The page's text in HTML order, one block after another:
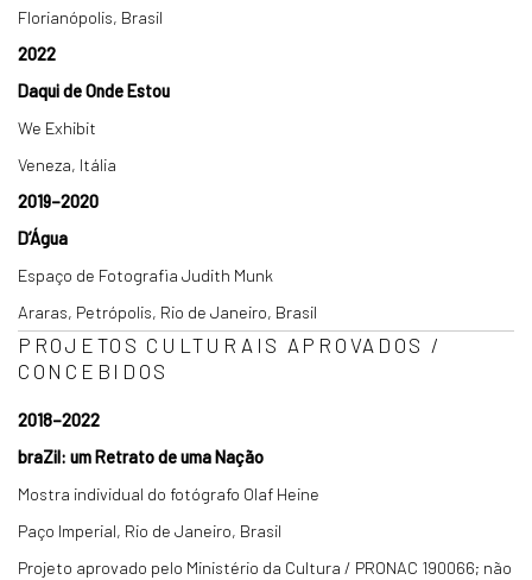
Florianópolis, Brasil
2022
Daqui de Onde Estou
We Exhibit
Veneza, Itália
2019–2020
D’Água
Espaço de Fotografia Judith Munk
Araras, Petrópolis, Rio de Janeiro, Brasil
PROJETOS CULTURAIS APROVADOS /
CONCEBIDOS
2018–2022
braZil: um Retrato de uma Nação
Mostra individual do fotógrafo Olaf Heine
Paço Imperial, Rio de Janeiro, Brasil
Projeto aprovado pelo Ministério da Cultura / PRONAC 190066; não